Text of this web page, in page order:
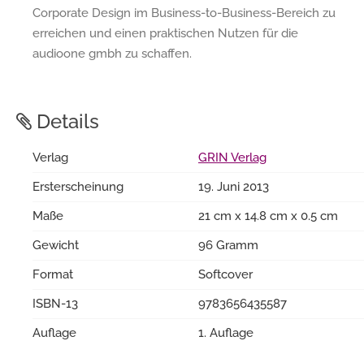
Corporate Design im Business-to-Business-Bereich zu
erreichen und einen praktischen Nutzen für die
audioone gmbh zu schaffen.
Details
Verlag
GRIN Verlag
Ersterscheinung
19. Juni 2013
Maße
21 cm x 14.8 cm x 0.5 cm
Gewicht
96 Gramm
Format
Softcover
ISBN-13
9783656435587
Auflage
1. Auflage